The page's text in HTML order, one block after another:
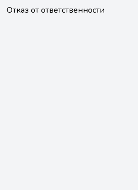
Отказ от ответственности